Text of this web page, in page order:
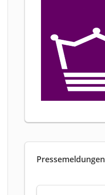
Pressemeldungen